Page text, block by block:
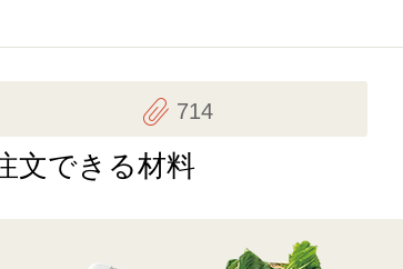
714
文できる材料